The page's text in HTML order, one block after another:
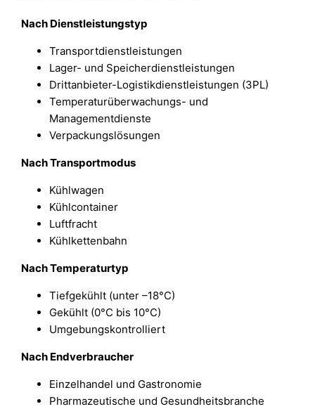
Nach Dienstleistungstyp
Transportdienstleistungen
Lager- und Speicherdienstleistungen
Drittanbieter-Logistikdienstleistungen (3PL)
Temperaturüberwachungs- und
Managementdienste
Verpackungslösungen
Nach Transportmodus
Kühlwagen
Kühlcontainer
Luftfracht
Kühlkettenbahn
Nach Temperaturtyp
Tiefgekühlt (unter –18°C)
Gekühlt (0°C bis 10°C)
Umgebungskontrolliert
Nach Endverbraucher
Einzelhandel und Gastronomie
Pharmazeutische und Gesundheitsbranche